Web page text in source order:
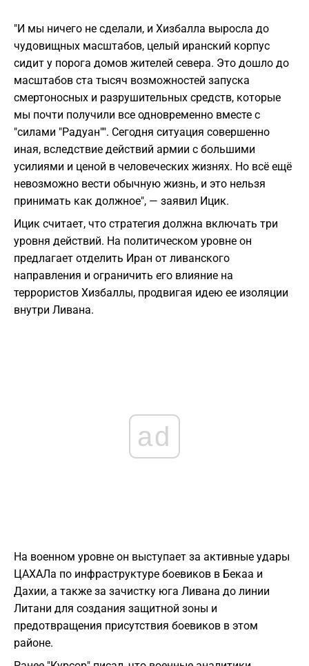
"И мы ничего не сделали, и Хизбалла выросла до
чудовищных масштабов, целый иранский корпус
сидит у порога домов жителей севера. Это дошло до
масштабов ста тысяч возможностей запуска
смертоносных и разрушительных средств, которые
мы почти получили все одновременно вместе с
"силами "Радуан"". Сегодня ситуация совершенно
иная, вследствие действий армии с большими
усилиями и ценой в человеческих жизнях. Но всё ещё
невозможно вести обычную жизнь, и это нельзя
принимать как должное", — заявил Ицик.
Ицик считает, что стратегия должна включать три
уровня действий. На политическом уровне он
предлагает отделить Иран от ливанского
направления и ограничить его влияние на
террористов Хизбаллы, продвигая идею ее изоляции
внутри Ливана.
ad
На военном уровне он выступает за активные удары
ЦАХАЛа по инфраструктуре боевиков в Бекаа и
Дахии, а также за зачистку юга Ливана до линии
Литани для создания защитной зоны и
предотвращения присутствия боевиков в этом
районе.